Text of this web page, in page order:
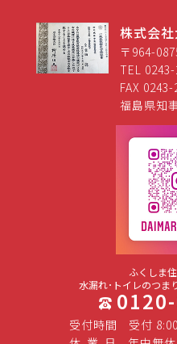
株式会
〒964-
TEL
FAX
福島県知
ふくしま
水漏れ･トイレのつま
受付時間
受付